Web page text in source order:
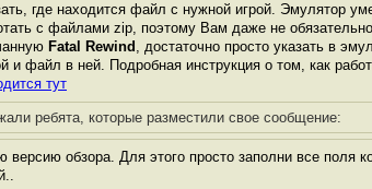
где находится файл с нужной игрой. Эмулятор
с файлами zip, поэтому Вам даже не
Fatal Rewind , достаточно просто указать в
и файл в ней. Подробная инструкция о том, как
тут
ребята, которые разместили свое сообщение:
версию обзора. Для этого просто заполни все поля